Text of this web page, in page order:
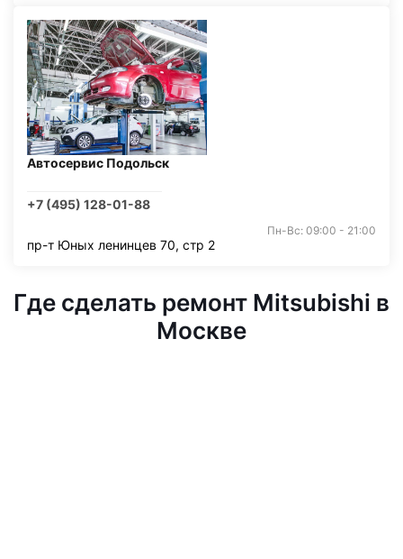
Автосервис Подольск
+7 (495) 128-01-88
Пн-Вс: 09:00 - 21:00
пр-т Юных ленинцев 70, стр 2
Где сделать ремонт Mitsubishi в
Москве